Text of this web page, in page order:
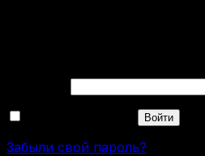
Обязательно
Войти
Забыли свой пароль?